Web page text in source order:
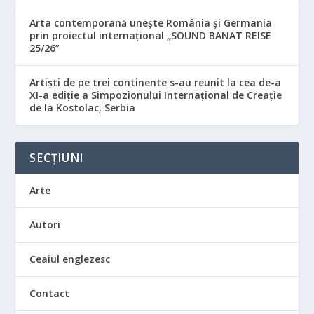
Arta contemporană unește România și Germania
prin proiectul internațional „SOUND BANAT REISE
25/26”
Artiști de pe trei continente s-au reunit la cea de-a
XI-a ediție a Simpozionului Internațional de Creație
de la Kostolac, Serbia
SECȚIUNI
Arte
Autori
Ceaiul englezesc
Contact